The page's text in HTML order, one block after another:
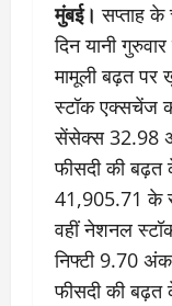
मुंबई। सप्ताह के
दिन यानी
मामूली बढ़त पर
स्टॉक एक्सचेंज
सेंसेक्स 32.98
फीसदी की बढ़त
41,905.71 के
वहीं नेशनल
निफ्टी 9.70
फीसदी की